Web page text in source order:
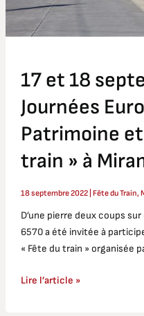
17 et 18
Journées
Patrimoine
train » à
18 septembre 2022 Fête du Train,
D’une pierre deux coups
6570 a été invitée à
« Fête du train » organisée
Patrimoine
train »
Miramas
Lire l’article »